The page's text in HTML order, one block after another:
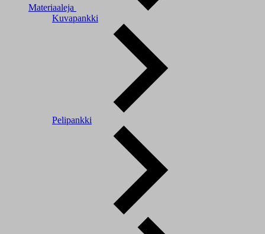
Materiaaleja
Kuvapankki
Pelipankki